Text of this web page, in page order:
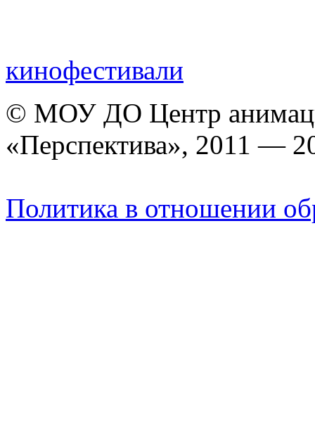
кинофестивали
© МОУ ДО Центр
«Перспектива», 2011 —
Политика в отношении